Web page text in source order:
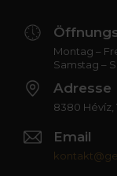
Montag –
Samstag –
Adresse
8380 Hévíz,
Email